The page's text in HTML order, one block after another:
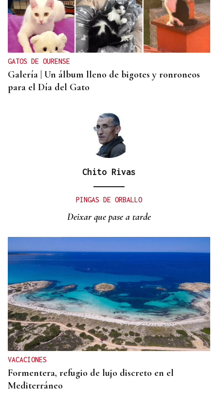
INVESTIGACIÓN
Una nueva tecnología utiliza la IA para optimizar
cultivos
GATOS DE OURENSE
Galería | Un álbum lleno de bigotes y ronroneos
para el Día del Gato
Chito Rivas
PINGAS DE ORBALLO
Deixar que pase a tarde
VACACIONES
Formentera, refugio de lujo discreto en el
Mediterráneo